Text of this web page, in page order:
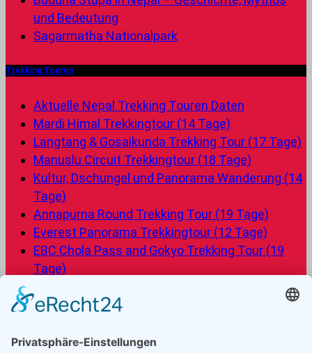
und Bedeutung
Sagarmatha Nationalpark
Trekking Touren
Aktuelle Nepal Trekking Touren Daten
Mardi Himal Trekkingtour (14 Tage)
Langtang & Gosaikunda Trekking Tour (17 Tage)
Manuslu Circuit Trekkingtour (18 Tage)
Kultur, Dschungel und Panorama Wanderung (14
Tage)
Annapurna Round Trekking Tour (19 Tage)
Everest Panorama Trekkingtour (12 Tage)
EBC Chola Pass and Gokyo Trekking Tour (19
Tage)
Everest Base Camp Trekking (16 Tage)